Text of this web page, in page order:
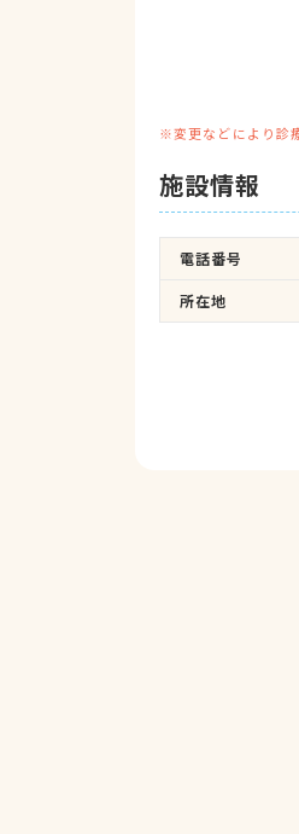
※変更などにより診
施設情報
電話番号
所在地